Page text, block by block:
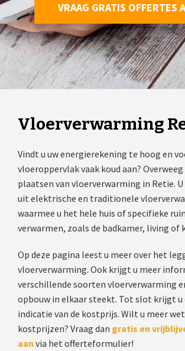
VRAAG GRATIS OFFERTES
Vloerverwarming
Vindt u uw energierekening te hoog en
vloeroppervlak vaak koud aan?
plaatsen van vloerverwarming in Retie. U
uit elektrische en traditionele
waarmee u het hele huis of specifieke
verwarmen, zoals de badkamer, living of
Op deze pagina leest u meer over het
vloerverwarming. Ook krijgt u meer
verschillende soorten vloerverwarming
opbouw in elkaar steekt. Tot slot krijgt u
indicatie van de kostprijs. Wilt u meer
kostprijzen? Vraag dan gratis en
aan via het offerteformulier!